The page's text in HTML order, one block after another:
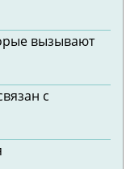
вызывают
с